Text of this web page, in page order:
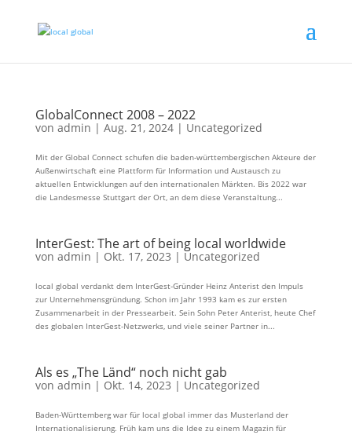
GlobalConnect 2008 – 2022
von admin | Aug. 21, 2024| Uncategorized
Mit der Global Connect schufen die baden-württembergischen Akteure der
Außenwirtschaft eine Plattform für Information und Austausch zu
aktuellen Entwicklungen auf den internationalen Märkten. Bis 2022 war
die Landesmesse Stuttgart der Ort, an dem diese Veranstaltung...
InterGest: The art of being local worldwide
von admin | Okt. 17, 2023 | Uncategorized
local global verdankt dem InterGest-Gründer Heinz Anterist den Impuls
zur Unternehmensgründung. Schon im Jahr 1993 kam es zur ersten
Zusammenarbeit in der Pressearbeit. Sein Sohn Peter Anterist, heute Chef
des globalen InterGest-Netzwerks, und viele seiner Partner in...
Als es „The Länd“ noch nicht gab
von admin | Okt. 14, 2023 | Uncategorized
Baden-Württemberg war für local global immer das Musterland der
Internationalisierung. Früh kam uns die Idee zu einem Magazin für